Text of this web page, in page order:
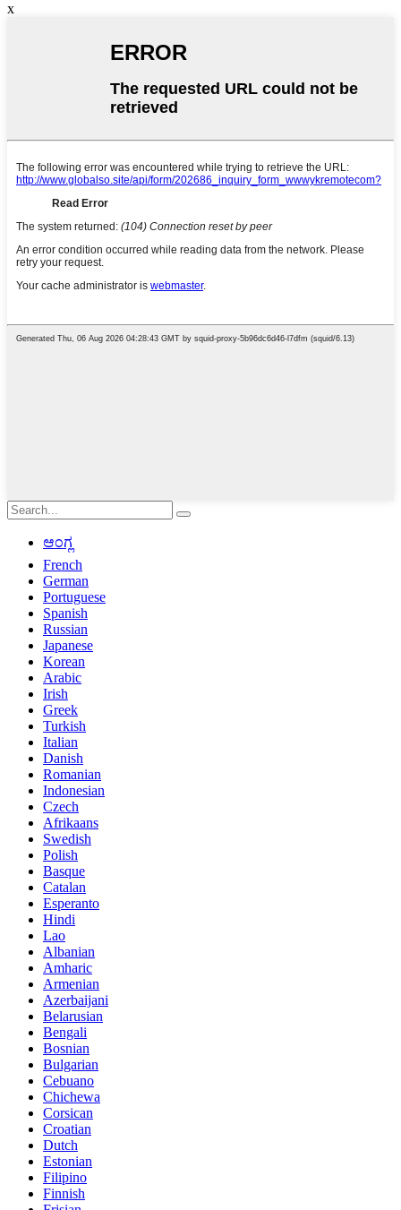
x
ಆಂಗ್ಲ
French
German
Portuguese
Spanish
Russian
Japanese
Korean
Arabic
Irish
Greek
Turkish
Italian
Danish
Romanian
Indonesian
Czech
Afrikaans
Swedish
Polish
Basque
Catalan
Esperanto
Hindi
Lao
Albanian
Amharic
Armenian
Azerbaijani
Belarusian
Bengali
Bosnian
Bulgarian
Cebuano
Chichewa
Corsican
Croatian
Dutch
Estonian
Filipino
Finnish